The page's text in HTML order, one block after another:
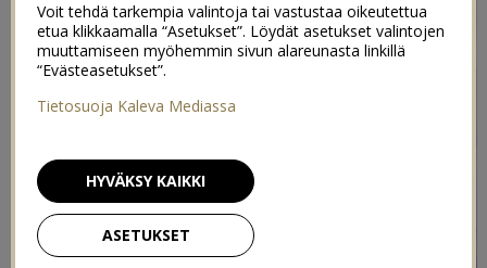
Voit tehdä tarkempia valintoja tai vastustaa oikeutettua
etua klikkaamalla “Asetukset”. Löydät asetukset valintojen
muuttamiseen myöhemmin sivun alareunasta linkillä
“Evästeasetukset”.
Tietosuoja Kaleva Mediassa
ASETUKSET
HYVÄKSY KAIKKI